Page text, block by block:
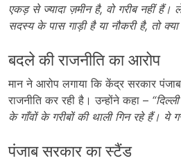
एकड़ से ज्यादा ज़मीन है, वो गरीब नहीं हैं।
सदस्य के पास गाड़ी है या नौकरी है, तो
बदले की राजनीति का आरोप
मान ने आरोप लगाया कि केंद्र सरकार
राजनीति कर रही है। उन्होंने कहा – “
के गाँवों के गरीबों की थाली गिन रहे हैं। ये
पंजाब सरकार का स्टैंड